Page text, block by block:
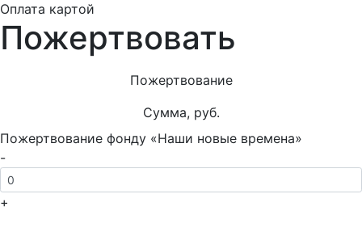
Оплата картой
Пожертвовать
Пожертвование
Сумма, руб.
Пожертвование фонду «Наши новые времена»
-
+